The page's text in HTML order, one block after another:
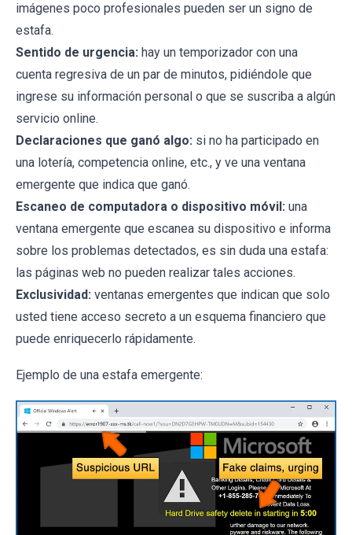
imágenes poco profesionales pueden ser un signo de
estafa.
Sentido de urgencia: hay un temporizador con una
cuenta regresiva de un par de minutos, pidiéndole que
ingrese su información personal o que se suscriba a algún
servicio online.
Declaraciones que ganó algo: si no ha participado en
una lotería, competencia online, etc., y ve una ventana
emergente que indica que ganó.
Escaneo de computadora o dispositivo móvil: una
ventana emergente que escanea su dispositivo e informa
sobre los problemas detectados, es sin duda una estafa:
las páginas web no pueden realizar tales acciones.
Exclusividad: ventanas emergentes que indican que solo
usted tiene acceso secreto a un esquema financiero que
puede enriquecerlo rápidamente.
Ejemplo de una estafa emergente: